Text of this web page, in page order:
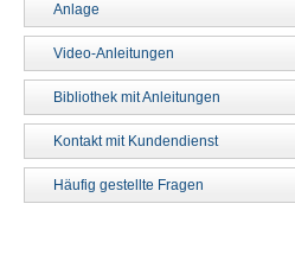
Anlage
Video-Anleitungen
Bibliothek mit Anleitungen
Kontakt mit Kundendienst
Häufig gestellte Fragen